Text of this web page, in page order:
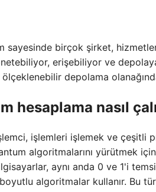
sayesinde birçok şirket,
erişebiliyor ve
depolama
hesaplama nasıl
işlemleri işlemek ve çeşitli
algoritmalarını yürütmek
aynı anda 0 ve 1'i
algoritmalar kullanır. Bu